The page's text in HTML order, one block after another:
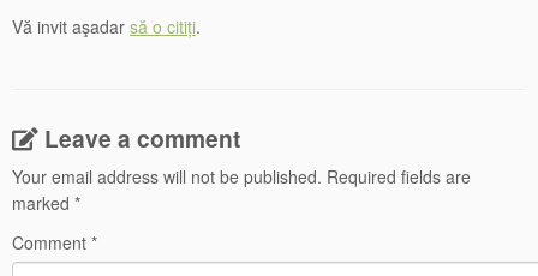
Vă invit aşadar să o citiți.
Leave a comment
Your email address will not be published. Required fields are
marked *
Comment *